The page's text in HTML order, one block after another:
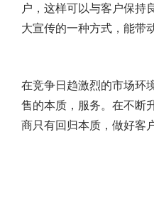
户，这样可以与客户保持
大宣传的一种方式，能带
在竞争日趋激烈的市场环
售的本质，服务。在不断
商只有回归本质，做好客